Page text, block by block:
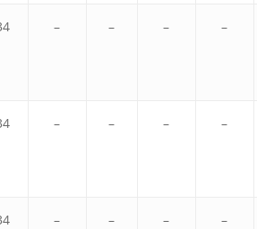
– – – –
– – – –
– – – –